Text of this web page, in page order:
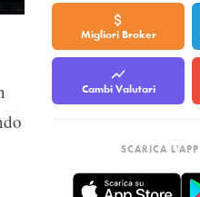
Migliori Broker
Cambi Valutari
SCARICA